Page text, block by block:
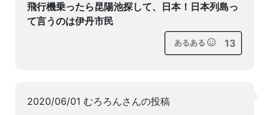
飛行機乗ったら昆陽池探して、日本！日本列島っ
て言うのは伊丹市民
あるある 13
2020/06/01 むろろんさんの投稿